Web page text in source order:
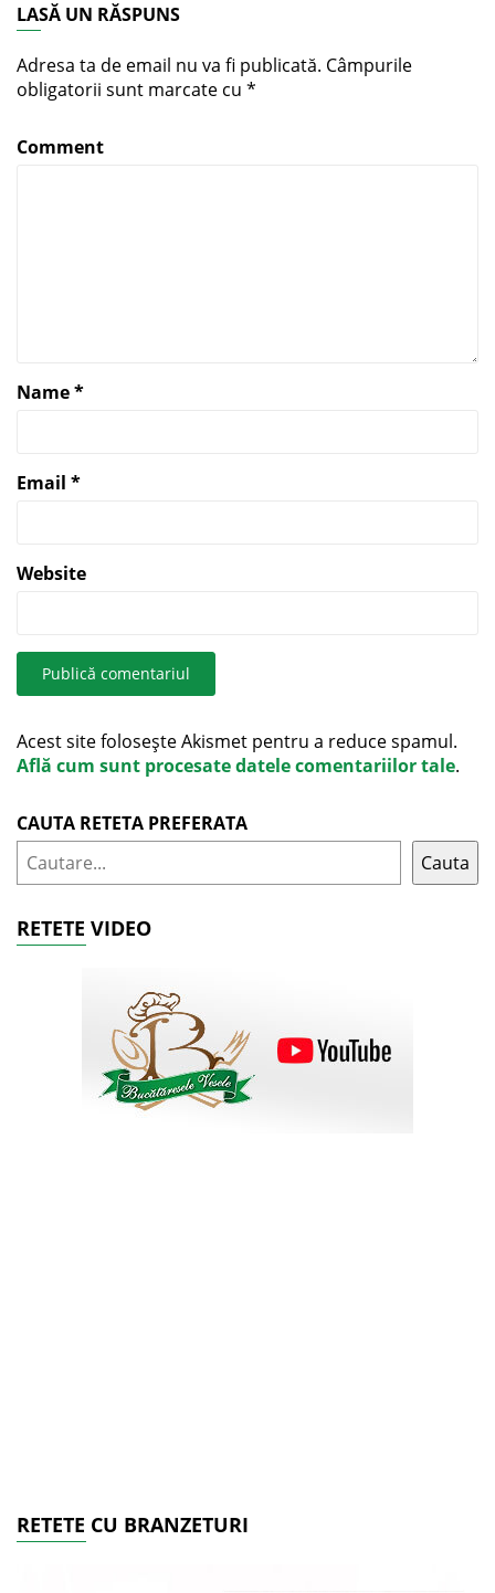
LASĂ UN RĂSPUNS
Adresa ta de email nu va fi publicată. Câmpurile
obligatorii sunt marcate cu *
Comment
Name*
Email *
Website
Acest site folosește Akismet pentru a reduce spamul.
Află cum sunt procesate datele comentariilor tale.
CAUTA RETETA PREFERATA
Cauta
RETETE VIDEO
RETETE CU BRANZETURI